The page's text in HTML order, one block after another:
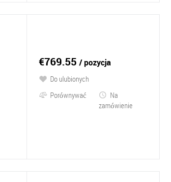
€769.55 / pozycja
Do ulubionych
Porównywać
Na
zamówienie